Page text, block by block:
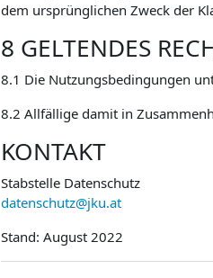
dem ursprünglichen Zweck der
8 GELTENDES
8.1 Die Nutzungsbedingungen
8.2 Allfällige damit in
KONTAKT
Stabstelle Datenschutz
datenschutz@jku.at
Stand: August 2022